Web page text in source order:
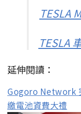
TESLA
TESLA
延伸閱讀：
Gogoro Network
繳電池資費大禮